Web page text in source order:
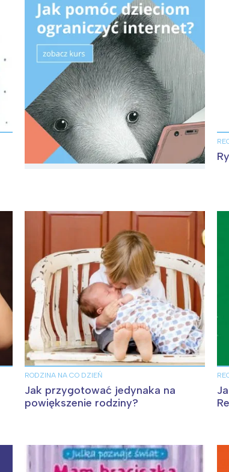
RODZINA NA CO DZIEŃ
Jak przygotować jedynaka na
powiększenie rodziny?
Interesują mnie
Warszawa
Łódź
Trójmiasto
Poznań